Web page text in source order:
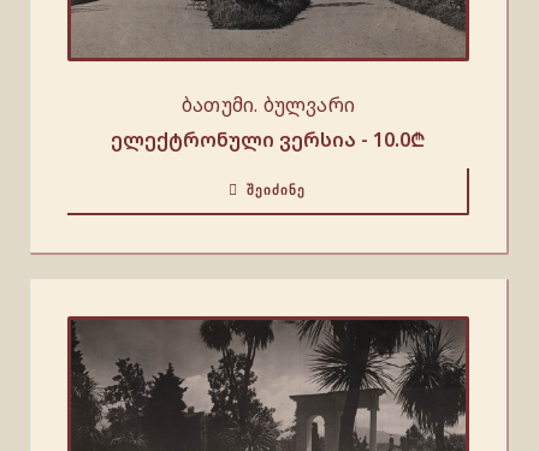
ბათუმი. ბულვარი
ელექტრონული ვერსია - 10.0₾
ᲨᲔᲘᲫᲘᲜᲔ